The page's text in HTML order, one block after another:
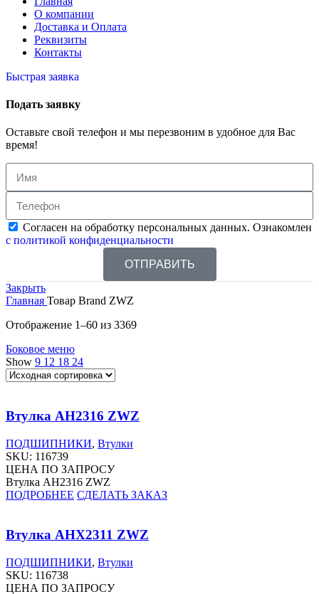
О компании
Доставка и Оплата
Реквизиты
Контакты
Быстрая заявка
Подать заявку
Оставьте свой телефон и мы перезвоним в удобное для Вас
время!
Согласен на обработку персональных данных. Ознакомлен
с политикой конфиденциальности
ОТПРАВИТЬ
Закрыть
Главная Товар Brand ZWZ
Отображение 1–60 из 3369
Боковое меню
Show 9 12 18 24
Втулка AH2316 ZWZ
ПОДШИПНИКИ, Втулки
SKU: 116739
ЦЕНА ПО ЗАПРОСУ
Втулка AH2316 ZWZ
ПОДРОБНЕЕ СДЕЛАТЬ ЗАКАЗ
Втулка AHX2311 ZWZ
ПОДШИПНИКИ, Втулки
SKU: 116738
ЦЕНА ПО ЗАПРОСУ